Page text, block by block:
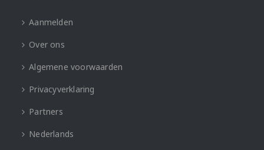
Aanmelden
Over ons
Algemene voorwaarden
Privacyverklaring
Partners
Nederlands